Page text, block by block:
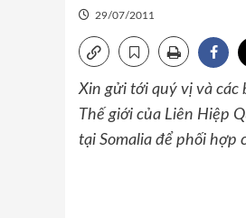
29/07/2011
Xin gửi tới quý vị và các
Thế giới của Liên Hiệp
tại Somalia để phối hợp